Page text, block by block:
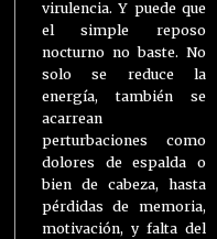
virulencia. Y puede que
el simple reposo
nocturno no baste. No
solo se reduce la
energía, también se
acarrean
perturbaciones como
dolores de espalda o
bien de cabeza, hasta
pérdidas de memoria,
motivación, y falta del